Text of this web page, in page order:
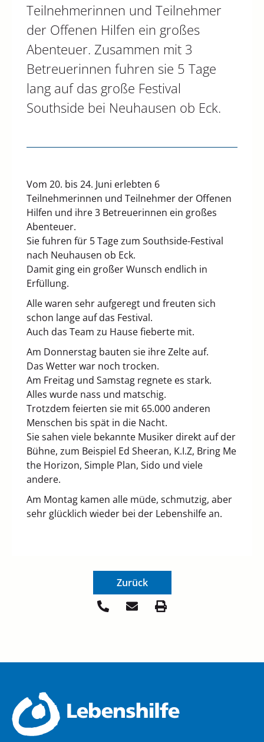
Teilnehmerinnen und Teilnehmer
der Offenen Hilfen ein großes
Abenteuer. Zusammen mit 3
Betreuerinnen fuhren sie 5 Tage
lang auf das große Festival
Southside bei Neuhausen ob Eck.
Vom 20. bis 24. Juni erlebten 6
Teilnehmerinnen und Teilnehmer der Offenen
Hilfen und ihre 3 Betreuerinnen ein großes
Abenteuer.
Sie fuhren für 5 Tage zum Southside-Festival
nach Neuhausen ob Eck.
Damit ging ein großer Wunsch endlich in
Erfüllung.
Alle waren sehr aufgeregt und freuten sich
schon lange auf das Festival.
Auch das Team zu Hause fieberte mit.
Am Donnerstag bauten sie ihre Zelte auf.
Das Wetter war noch trocken.
Am Freitag und Samstag regnete es stark.
Alles wurde nass und matschig.
Trotzdem feierten sie mit 65.000 anderen
Menschen bis spät in die Nacht.
Sie sahen viele bekannte Musiker direkt auf der
Bühne, zum Beispiel Ed Sheeran, K.I.Z, Bring Me
the Horizon, Simple Plan, Sido und viele
andere.
Am Montag kamen alle müde, schmutzig, aber
sehr glücklich wieder bei der Lebenshilfe an.
Zurück